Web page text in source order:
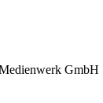
GmbH